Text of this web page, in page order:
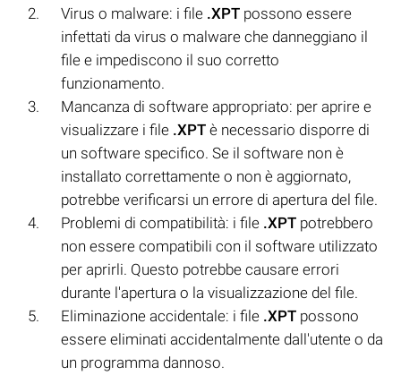
Virus o malware: i file .XPT possono essere
infettati da virus o malware che danneggiano il
file e impediscono il suo corretto
funzionamento.
Mancanza di software appropriato: per aprire e
visualizzare i file .XPT è necessario disporre di
un software specifico. Se il software non è
installato correttamente o non è aggiornato,
potrebbe verificarsi un errore di apertura del file.
Problemi di compatibilità: i file .XPT potrebbero
non essere compatibili con il software utilizzato
per aprirli. Questo potrebbe causare errori
durante l'apertura o la visualizzazione del file.
Eliminazione accidentale: i file .XPT possono
essere eliminati accidentalmente dall'utente o da
un programma dannoso.